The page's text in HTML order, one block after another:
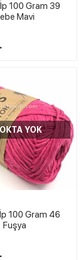
100 Gram 39
Mavi
YOK
100 Gram 46
Fuşya